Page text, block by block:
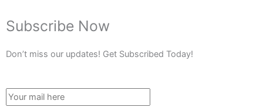
Subscribe Now
Don’t miss our updates! Get Subscribed Today!